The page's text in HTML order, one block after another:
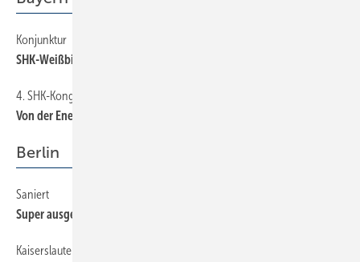
Konjunktur
SHK-Weißbier-Index noch einmal gestiegen
4. SHK-Kongress in Reit im Wink
Von der ­Energie­wende bis zum ­Biathlon
Berlin
Saniert
Super ausgestattetes Ausbildungszentrum
Kaiserslautern